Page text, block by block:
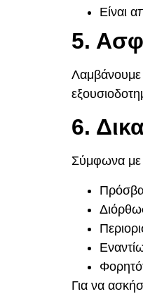
Είναι
5.
Λαμβάνουμε
6.
Σύμφωνα με
Για να